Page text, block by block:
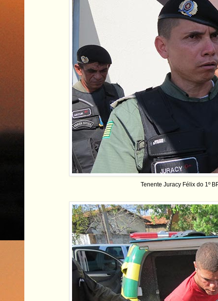
Tenente Juracy Félix do 1º